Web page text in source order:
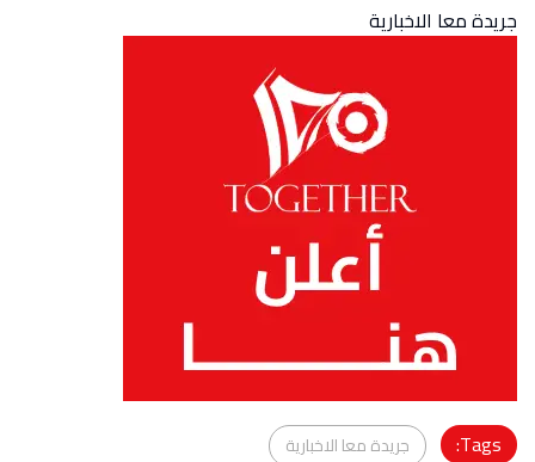
جريدة معا الاخبارية
Tags: جريدة معا الاخبارية